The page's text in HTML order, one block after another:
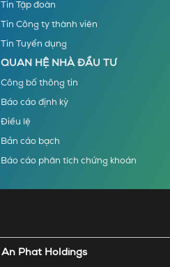
Tin Tập đoàn
Tin Công ty thành viên
Tin Tuyển dụng
QUAN HỆ NHÀ ĐẦU TƯ
Công bố thông tin
Báo cáo định kỳ
Điều lệ
Bản cáo bạch
Báo cáo phân tích chứng khoán
An Phat Holdings